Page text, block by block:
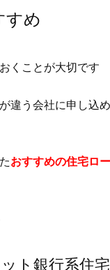
すめ
くことが大切です
違う会社に申し込
おすすめの住宅ロ
ト銀行系住